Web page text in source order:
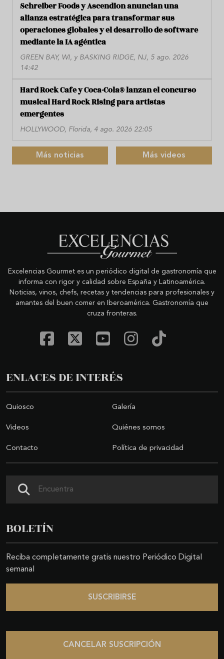
Schreiber Foods y Ascendion anuncian una
alianza estratégica para transformar sus
operaciones globales y el desarrollo de software
mediante la IA agéntica
GREEN BAY, WI, y BASKING RIDGE, NJ, 5 ago. 2026
14:42
Hard Rock Cafe y Coca-Cola® lanzan el concurso
musical Hard Rock Rising para artistas
emergentes
HOLLYWOOD, Florida, 4 ago. 2026 22:05
Más noticias Más videos
Excelencias Gourmet es un periódico digital de gastronomía que
informa con rigor y calidad sobre España y Latinoamérica.
Noticias, vinos, chefs, recetas y tendencias para profesionales y
amantes del buen comer en Iberoamérica. Gastronomía que
cruza fronteras.
ENLACES DE INTERÉS
Quiosco Galería
Videos Quiénes somos
Contacto Política de privacidad
BOLETÍN
Reciba completamente gratis nuestro Periódico Digital
semanal
SUSCRIBIRSE
CANCELAR SUSCRIPCIÓN